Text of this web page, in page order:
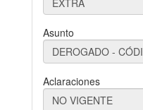
Asunto
Aclaraciones